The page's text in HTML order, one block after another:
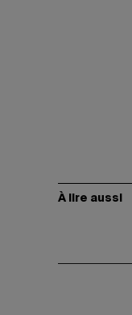
À lire aussi